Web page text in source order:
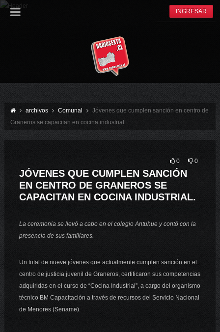
INGRESAR
archivos Comunal
Jóvenes que cumplen sanción en centro de
Graneros se capacitan en cocina industrial.
0 0
JÓVENES QUE CUMPLEN SANCIÓN
EN CENTRO DE GRANEROS SE
CAPACITAN EN COCINA INDUSTRIAL.
La ceremonia se llevó a cabo en el colegio Antuhue y contó con la
presencia de sus familiares.
Un total de nueve jóvenes que actualmente cumplen sanción en el
centro de justicia juvenil de Graneros, certificaron sus competencias
adquiridas en el curso de “Cocina Industrial”, a cargo del organismo
técnico BM Capacitación a través de recursos del Servicio Nacional
de Menores (Sename).